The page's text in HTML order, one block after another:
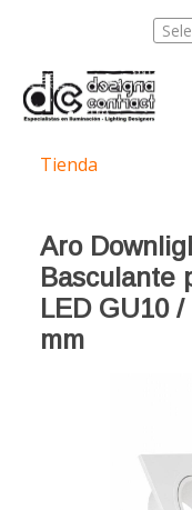
Tienda
Aro
Basculante
LED GU10
mm